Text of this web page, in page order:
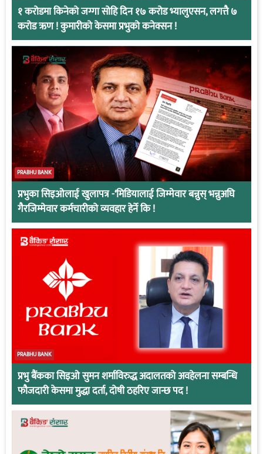
१ करोडमा किनेको जग्गा सोहि दिन १७ करोड भ्यालुएसन, लगत्तै ७
करोड ऋण ! कुमारीको केसमा प्रभुको कनेक्सन !
PRABHU BANK
प्रभुका सिइओलाई खुलापत्र -‘मिडियालाई जिम्मेवार बन्नुस् भन्नुअघि
गैरजिम्मेवार कर्मचारीको व्यवहार हेर्ने कि !
PRABHU BANK
प्रभु बैंकका सिइओ सुमन शर्माविरुद्ध अदालतको अवहेलना सम्बन्धि
फौजदारी केसमा मुद्धा दर्ता, दोषी ठहरिए जान्छ पद !